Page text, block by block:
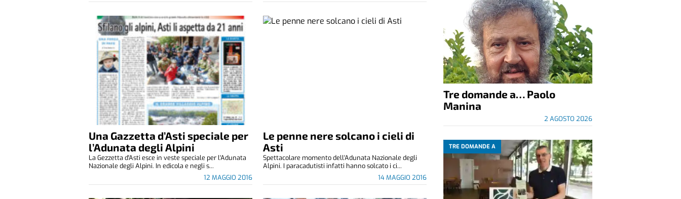
Una Gazzetta d’Asti speciale per
l’Adunata degli Alpini
12 MAGGIO 2016
La Gezzetta d'Asti esce in veste speciale per l'Adunata
Nazionale degli Alpini. In edicola e negli s...
Le penne nere solcano i cieli di
Asti
14 MAGGIO 2016
Spettacolare momento dell'Adunata Nazionale degli
Alpini. I paracadutisti infatti hanno solcato i ci...
Tre domande a… Paolo
Manina
2 AGOSTO 2026
TRE DOMANDE A